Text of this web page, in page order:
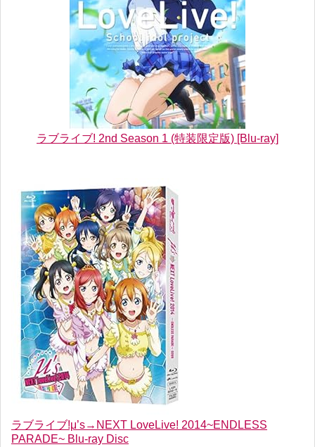
ラブライブ! 2nd Season 1 (特装限定版) [Blu-ray]
ラブライブ!μ’s→NEXT LoveLive! 2014~ENDLESS
PARADE~ Blu-ray Disc